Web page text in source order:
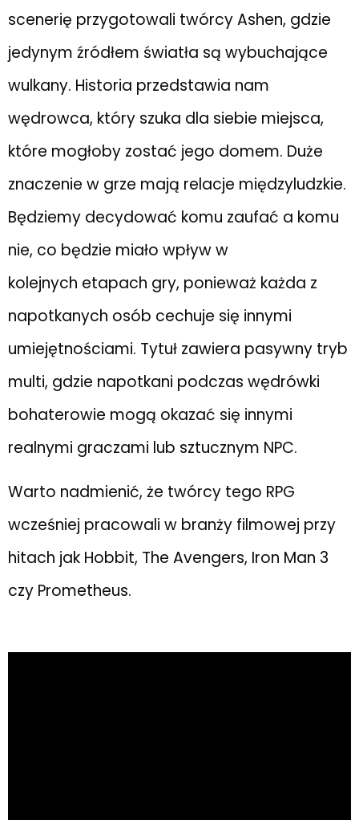
scenerię przygotowali twórcy Ashen, gdzie
jedynym źródłem światła są wybuchające
wulkany. Historia przedstawia nam
wędrowca, który szuka dla siebie miejsca,
które mogłoby zostać jego domem. Duże
znaczenie w grze mają relacje międzyludzkie.
Będziemy decydować komu zaufać a komu
nie, co będzie miało wpływ w
kolejnych etapach gry, ponieważ każda z
napotkanych osób cechuje się innymi
umiejętnościami. Tytuł zawiera pasywny tryb
multi, gdzie napotkani podczas wędrówki
bohaterowie mogą okazać się innymi
realnymi graczami lub sztucznym NPC.
Warto nadmienić, że twórcy tego RPG
wcześniej pracowali w branży filmowej przy
hitach jak Hobbit, The Avengers, Iron Man 3
czy Prometheus.